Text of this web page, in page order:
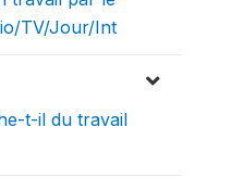
TV/Jour/Int
t-il du travail